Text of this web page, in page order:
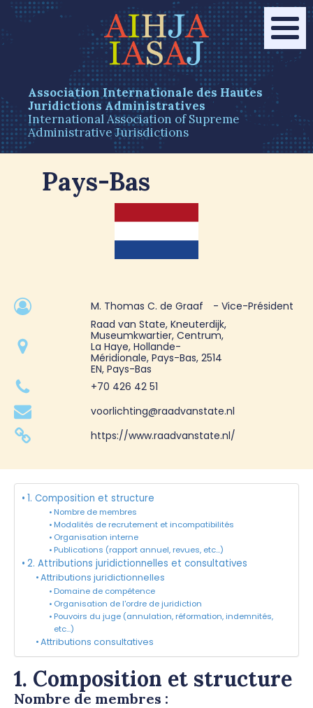
Association Internationale des Hautes
Juridictions Administratives
International Association of Supreme
Administrative Jurisdictions
Pays-Bas
M. Thomas C. de Graaf
- Vice-Président
Raad van State, Kneuterdijk,
Museumkwartier, Centrum,
La Haye, Hollande-
Méridionale, Pays-Bas, 2514
EN, Pays-Bas
+70 426 42 51
voorlichting@raadvanstate.nl
https://www.raadvanstate.nl/
1. Composition et structure
Nombre de membres
Modalités de recrutement et incompatibilités
Organisation interne
Publications (rapport annuel, revues, etc...)
2. Attributions juridictionnelles et consultatives
Attributions juridictionnelles
Domaine de compétence
Organisation de l'ordre de juridiction
Pouvoirs du juge (annulation, réformation, indemnités,
etc...)
Attributions consultatives
1. Composition et structure
Nombre de membres :